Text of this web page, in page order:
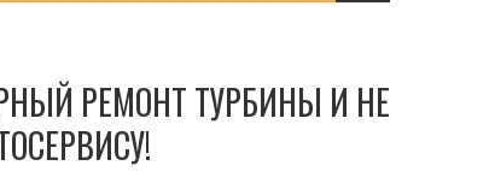
РЕМОНТ ТУРБИНЫ И НЕ